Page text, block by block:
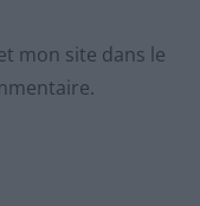
mon site dans le